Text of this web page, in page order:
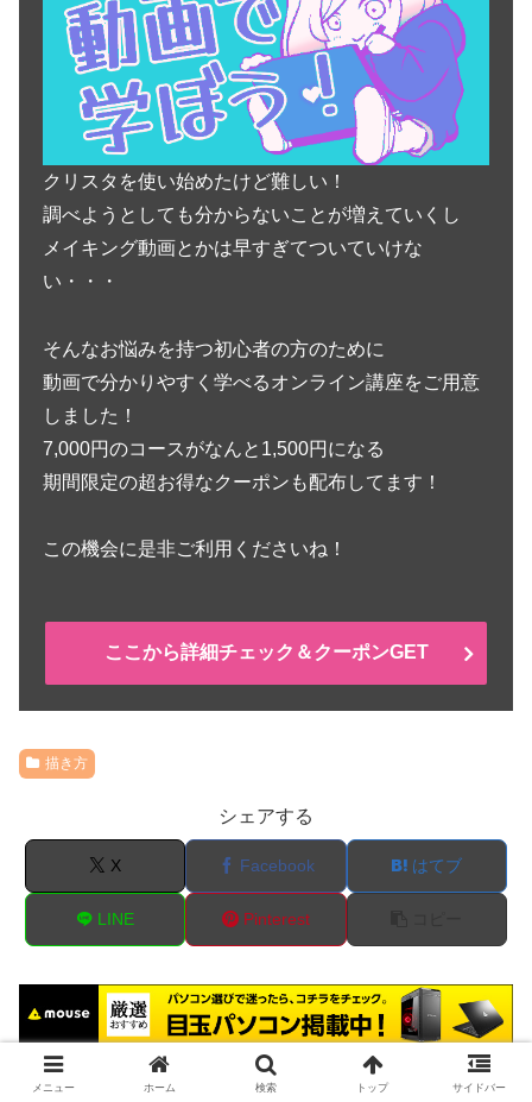
クリスタを使い始めたけど難しい！
調べようとしても分からないことが増えていくし
メイキング動画とかは早すぎてついていけな
い・・・
そんなお悩みを持つ初心者の方のために
動画で分かりやすく学べるオンライン講座をご用意
しました！
7,000円のコースがなんと1,500円になる
期間限定の超お得なクーポンも配布してます！
この機会に是非ご利用くださいね！
ここから詳細チェック＆クーポンGET
描き方
シェアする
X Facebook はてブ
LINE Pinterest
りんご
メニュー ホーム 検索 トップ サイドバー